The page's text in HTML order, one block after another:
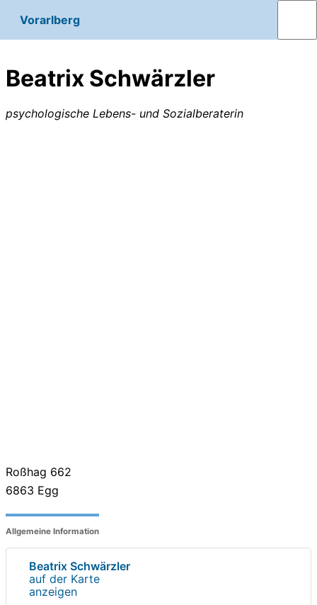
Vorarlberg
Beatrix Schwärzler
psychologische Lebens- und Sozialberaterin
Roßhag 662
6863 Egg
Allgemeine Information
Beatrix Schwärzler
auf der Karte
anzeigen